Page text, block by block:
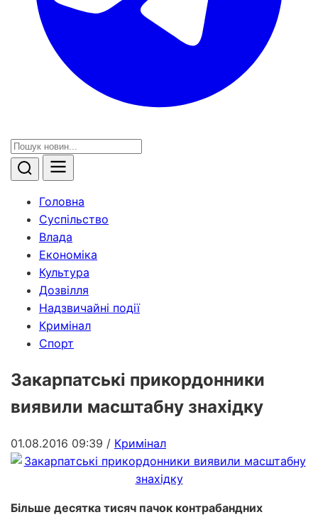
Головна
Суспільство
Влада
Економіка
Культура
Дозвілля
Надзвичайні події
Кримінал
Спорт
Закарпатські прикордонники
виявили масштабну знахідку
01.08.2016 09:39 / Кримінал
Більше десятка тисяч пачок контрабандних